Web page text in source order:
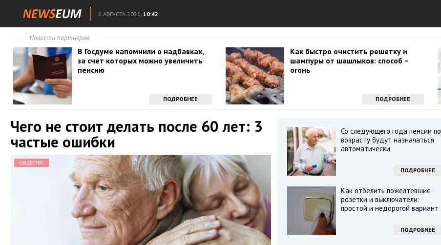
6 АВГУСТА 2026, 10:42
Новости партнеров
В Госдуме напомнили о надбавках,
за счет которых можно увеличить
пенсию
ПОДРОБНЕЕ
Как быстро очистить решетку и
шампуры от шашлыков: способ –
огонь
ПОДРОБНЕЕ
Чего не стоит делать после 60 лет: 3
частые ошибки
ОБЩЕСТВО
Со следующего года пенсии по
возрасту будут назначаться
автоматически
ПОДРОБНЕЕ
Как отбелить пожелтевшие
розетки и выключатели:
простой и недорогой вариант
ПОДРОБНЕЕ